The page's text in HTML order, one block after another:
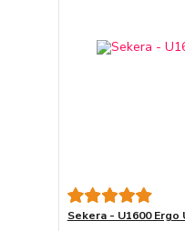
Sekera - U1600 Ergo